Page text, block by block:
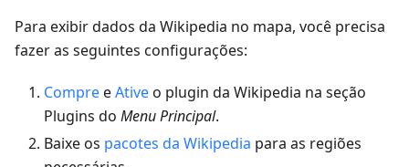
Para exibir dados da Wikipedia no mapa, você precisa
fazer as seguintes configurações:
CompreeAtiveo plugin da Wikipedia na seção
Plugins do Menu Principal.
Baixe os pacotes da Wikipedia para as regiões